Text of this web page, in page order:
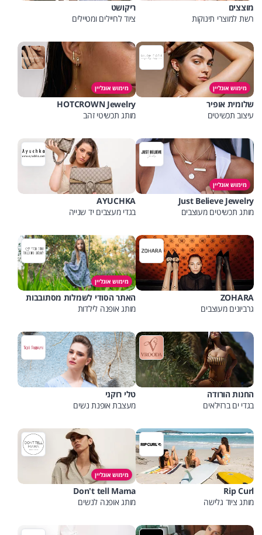
מוצצים
רשת למוצרי תינוקות
ריקושט
ציוד לחיילים ומטיילים
מימוש אונליין
שלומית אופיר
עיצוב תכשיטים
מימוש אונליין
HOTCROWN Jewelry
מותג תכשיטי זהב
מימוש אונליין
Just Believe Jewelry
מותג תכשיטים מעוצבים
AYUCHKA
בגדי מעצבים יד שנייה
ZOHARA
גרביונים מעוצבים
מימוש אונליין
האתר הסודי לשמלות מסתובבות
מותג אופנה לילדות
החנות הורודה
בגדי ים ברזילאים
טלי רוקני
מעצבת אופנת נשים
Rip Curl
מותג ציוד גלישה
מימוש אונליין
Don't tell Mama
מותג אופנה לנשים